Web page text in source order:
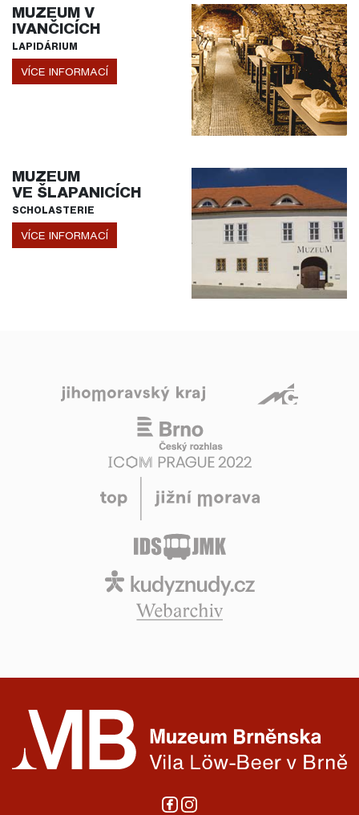
MUZEUM V
IVANČICÍCH
LAPIDÁRIUM
VÍCE INFORMACÍ
MUZEUM
VE ŠLAPANICÍCH
SCHOLASTERIE
VÍCE INFORMACÍ